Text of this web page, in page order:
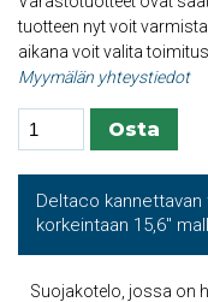
tuotteen nyt voit
aikana voit valita
Myymälän yhteystiedot
Deltaco
korkeintaan 15,6''
Suojakotelo, jossa on